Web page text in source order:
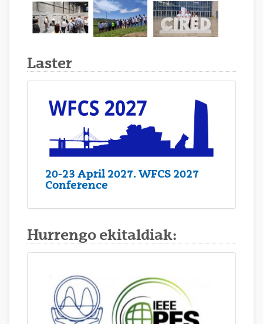
Laster
20-23 April 2027. WFCS 2027
Conference
Hurrengo ekitaldiak: